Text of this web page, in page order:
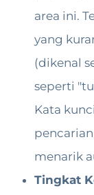
area ini.
yang
(dikenal
seperti
Kata
menarik
Tingkat